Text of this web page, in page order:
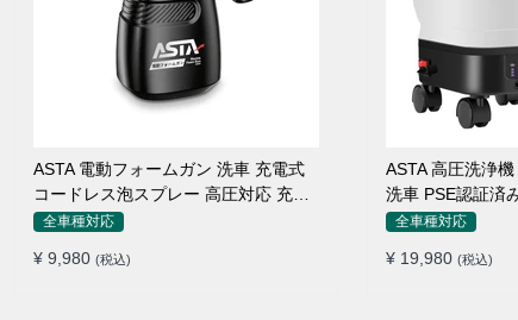
ASTA 電動フォームガン 洗車 充電式
コードレス泡スプレー 高圧対応 充電
式フォームスプレー 洗車グッズ 車・
全車種対応
¥ 9,980 (税込)
ASTA 高圧洗浄
洗車 PSE認証済
折りたたみ式 超
接続アダプター
全車種対応
¥ 19,980 (税込)